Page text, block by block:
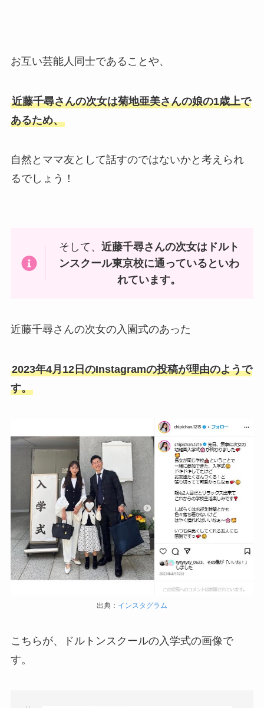
お互い芸能人同士であることや、
近藤千尋さんの次女は菊地亜美さんの娘の1歳上で
あるため、
自然とママ友として話すのではないかと考えられ
るでしょう！
そして、近藤千尋さんの次女はドルト
ンスクール東京校に通っているといわ
れています。
近藤千尋さんの次女の入園式のあった
2023年4月12日のInstagramの投稿が理由のようで
す。
出典： インスタグラム
こちらが、ドルトンスクールの入学式の画像で
す。